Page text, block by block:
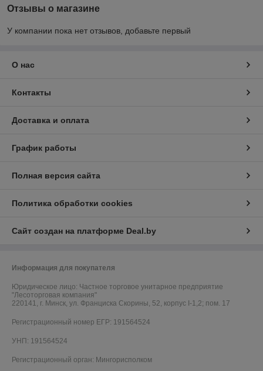
Отзывы о магазине
У компании пока нет отзывов, добавьте первый
О нас
Контакты
Доставка и оплата
График работы
Полная версия сайта
Политика обработки cookies
Сайт создан на платформе Deal.by
Информация для покупателя
Юридическое лицо: Частное торговое унитарное предприятие
"Лесоторговая компания"
220141, г. Минск, ул. Франциска Скорины, 52, корпус I-1,2; пом. 17
Регистрационный номер ЕГР: 191564524
УНП: 191564524
Регистрационный орган: Мингорисполком